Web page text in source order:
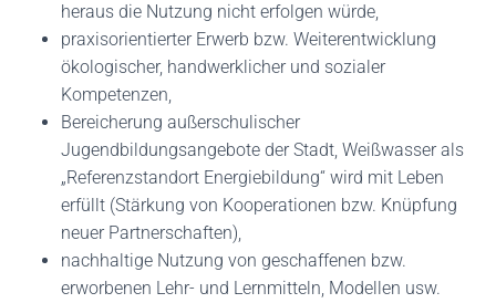
heraus die Nutzung nicht erfolgen würde,
praxisorientierter Erwerb bzw. Weiterentwicklung
ökologischer, handwerklicher und sozialer
Kompetenzen,
Bereicherung außerschulischer
Jugendbildungsangebote der Stadt, Weißwasser als
„Referenzstandort Energiebildung“ wird mit Leben
erfüllt (Stärkung von Kooperationen bzw. Knüpfung
neuer Partnerschaften),
nachhaltige Nutzung von geschaffenen bzw.
erworbenen Lehr- und Lernmitteln, Modellen usw.